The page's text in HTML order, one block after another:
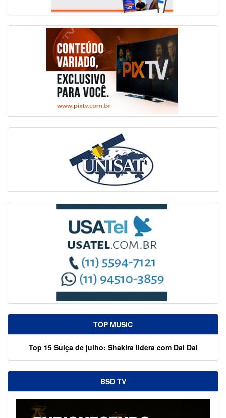
TOP MUSIC
Top 15 Suíça de julho: Shakira lidera com Dai Dai
BSD TV